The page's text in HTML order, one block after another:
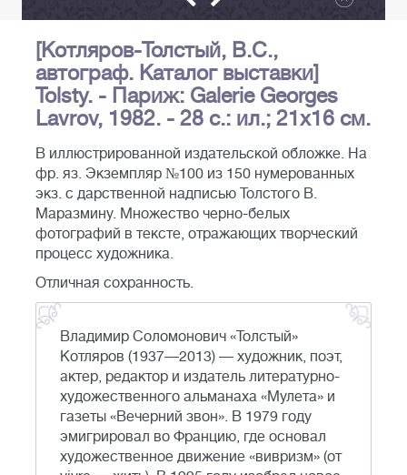
[Котляров-Толстый, В.С.,
автограф. Каталог выставки]
Tolsty. - Париж: Galerie Georges
Lavrov, 1982. - 28 с.: ил.; 21х16 см.
В иллюстрированной издательской обложке. На
фр. яз. Экземпляр №100 из 150 нумерованных
экз. с дарственной надписью Толстого В.
Маразмину. Множество черно-белых
фотографий в тексте, отражающих творческий
процесс художника.
Отличная сохранность.
Владимир Соломонович «Толстый»
Котляров (1937—2013) — художник, поэт,
актер, редактор и издатель литературно-
художественного альманаха «Мулета» и
газеты «Вечерний звон». В 1979 году
эмигрировал во Францию, где основал
художественное движение «вивризм» (от